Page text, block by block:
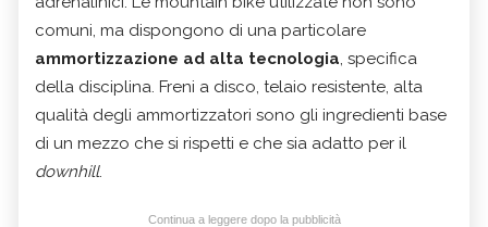
comuni, ma dispongono di una particolare
ammortizzazione ad alta tecnologia, specifica
della disciplina. Freni a disco, telaio resistente, alta
qualità degli ammortizzatori sono gli ingredienti base
di un mezzo che si rispetti e che sia adatto per il
downhill.
Continua a leggere dopo la pubblicità